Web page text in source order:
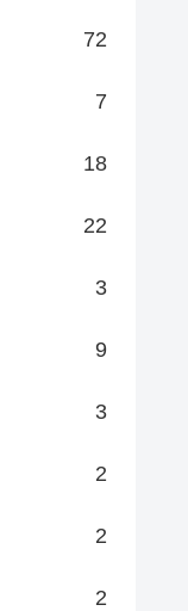
72
7
18
22
3
9
3
2
2
2